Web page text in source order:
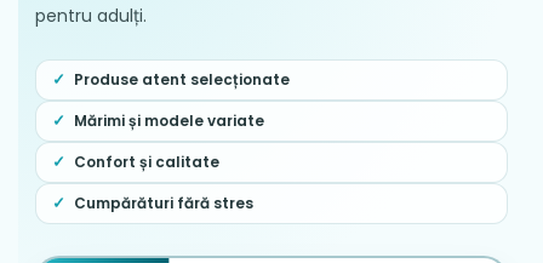
pentru adulți.
Produse atent selecționate
Mărimi și modele variate
Confort și calitate
Cumpărături fără stres